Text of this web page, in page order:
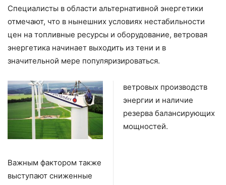
Специалисты в области альтернативной энергетики
отмечают, что в нынешних условиях нестабильности
цен на топливные ресурсы и оборудование, ветровая
энергетика начинает выходить из тени и в
значительной мере популяризироваться.
Важным фактором также
выступают сниженные
ветровых производств
энергии и наличие
резерва балансирующих
мощностей.